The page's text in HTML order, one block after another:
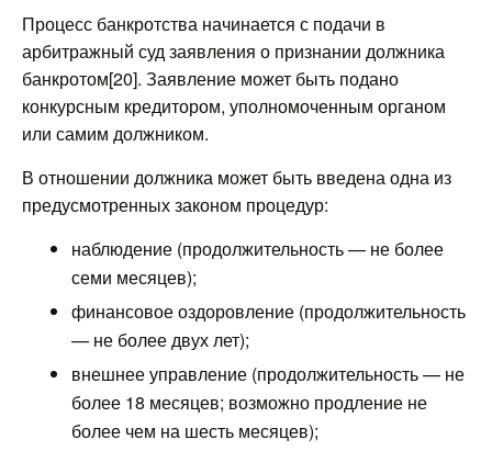
Процесс банкротства начинается с подачи в
арбитражный суд заявления о признании должника
банкротом[20]. Заявление может быть подано
конкурсным кредитором, уполномоченным органом
или самим должником.
В отношении должника может быть введена одна из
предусмотренных законом процедур:
наблюдение (продолжительность — не более
семи месяцев);
финансовое оздоровление (продолжительность
— не более двух лет);
внешнее управление (продолжительность — не
более 18 месяцев; возможно продление не
более чем на шесть месяцев);